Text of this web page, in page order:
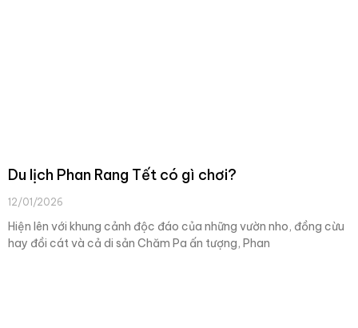
Du lịch Phan Rang Tết có gì chơi?
12/01/2026
Hiện lên với khung cảnh độc đáo của những vườn nho, đồng cừu
hay đồi cát và cả di sản Chăm Pa ấn tượng, Phan